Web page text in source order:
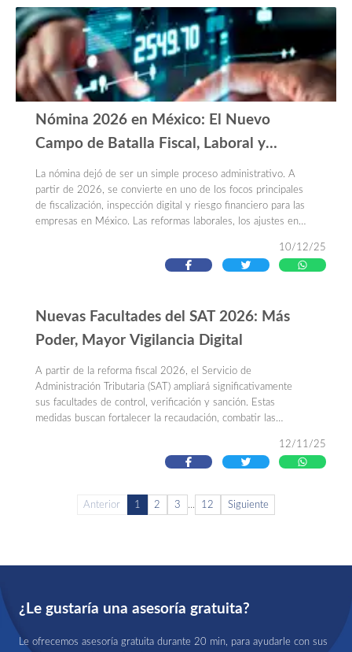
Nómina 2026 en México: El Nuevo
Campo de Batalla Fiscal, Laboral y
Digital para las Empresas
La nómina dejó de ser un simple proceso administrativo. A
partir de 2026, se convierte en uno de los focos principales
de fiscalización, inspección digital y riesgo financiero para las
empresas en México. Las reformas laborales, los ajustes en
masiva de tecnología por parte de la autoridad transforman
completamente el cumplimiento empresarial.
10/12/25
Nuevas Facultades del SAT 2026: Más
Poder, Mayor Vigilancia Digital
A partir de la reforma fiscal 2026, el Servicio de
Administración Tributaria (SAT) ampliará significativamente
sus facultades de control, verificación y sanción. Estas
medidas buscan fortalecer la recaudación, combatir las
trazabilidad fiscal mediante inteligencia artificial y acceso en
tiempo real a plataformas digitales.
12/11/25
Anterior 1 2 3 ... 12 Siguiente
¿Le gustaría una asesoría gratuita?
Le ofrecemos asesoría gratuita durante 20 min, para ayudarle con sus